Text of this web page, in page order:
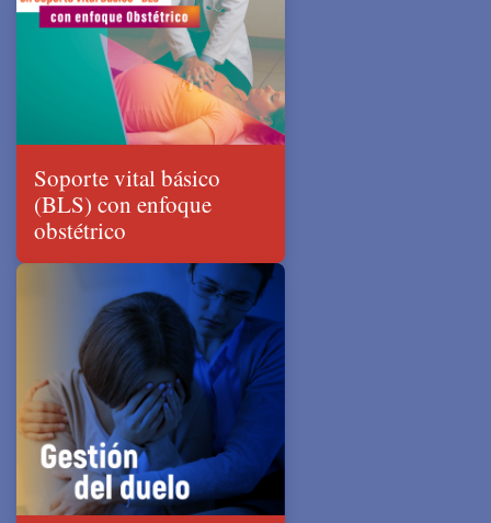
Soporte vital básico
(BLS) con enfoque
obstétrico